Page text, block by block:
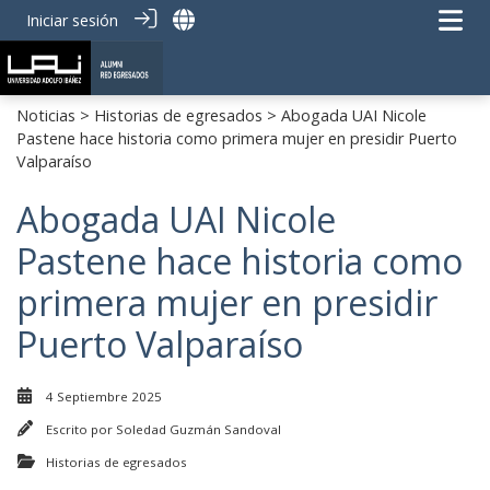
Iniciar sesión
Noticias > Historias de egresados > Abogada UAI Nicole
Pastene hace historia como primera mujer en presidir Puerto
Valparaíso
Abogada UAI Nicole
Pastene hace historia como
primera mujer en presidir
Puerto Valparaíso
4 Septiembre 2025
Escrito por Soledad Guzmán Sandoval
Historias de egresados